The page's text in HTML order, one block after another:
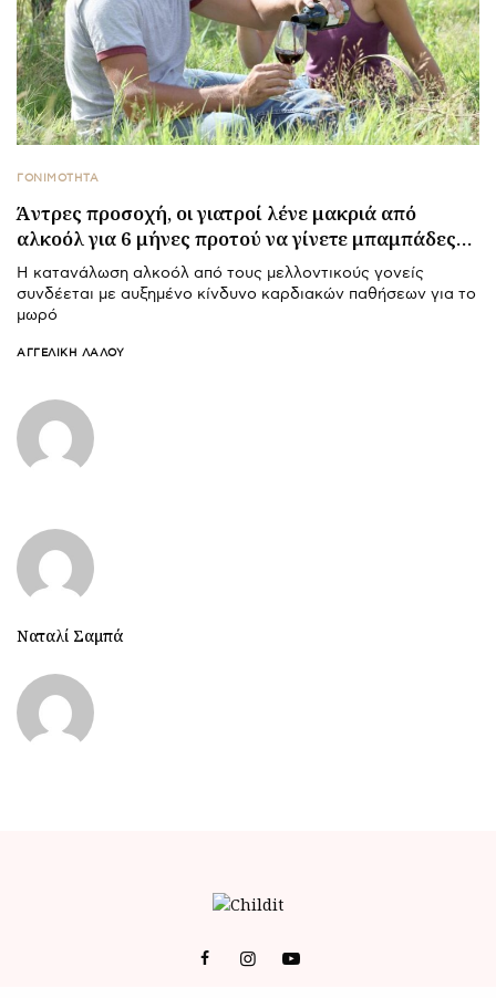
ΓΟΝΙΜΟΤΗΤΑ
Άντρες προσοχή, οι γιατροί λένε μακριά από
αλκοόλ για 6 μήνες προτού να γίνετε μπαμπάδες…
Η κατανάλωση αλκοόλ από τους μελλοντικούς γονείς
συνδέεται με αυξημένο κίνδυνο καρδιακών παθήσεων για το
μωρό
ΑΓΓΕΛΙΚΉ ΛΆΛΟΥ
Ναταλί Σαμπά